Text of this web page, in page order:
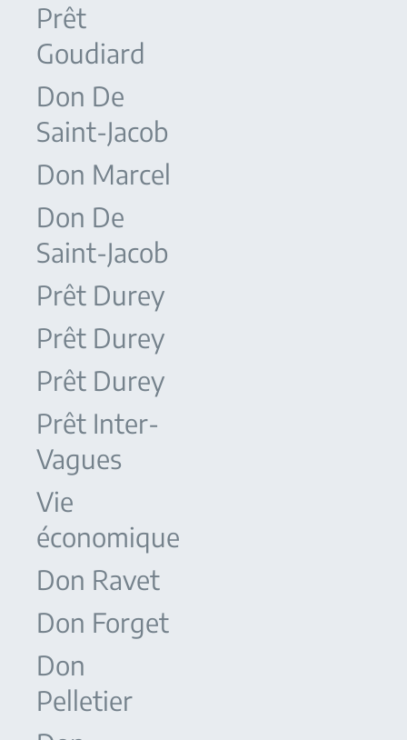
Prêt
Goudiard
Don De
Saint-Jacob
Don Marcel
Don De
Saint-Jacob
Prêt Durey
Prêt Durey
Prêt Durey
Prêt Inter-
Vagues
Vie
économique
Don Ravet
Don Forget
Don
Pelletier